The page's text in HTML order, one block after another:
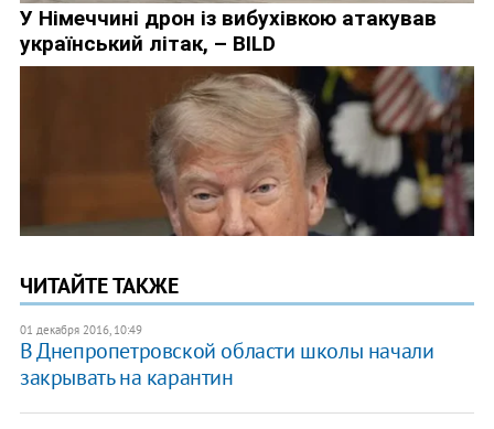
ЧИТАЙТЕ ТАКЖЕ
01 декабря 2016, 10:49
В Днепропетровской области школы начали
закрывать на карантин